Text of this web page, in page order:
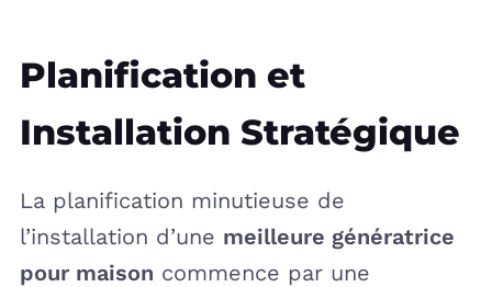
Planification et
Installation Stratégique
La planification minutieuse de
l’installation d’une meilleure génératrice
pour maison commence par une